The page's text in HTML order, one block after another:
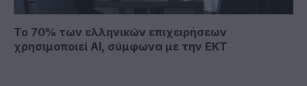
Το 70% των ελληνικών επιχειρήσεων
χρησιμοποιεί ΑΙ, σύμφωνα με την ΕΚΤ